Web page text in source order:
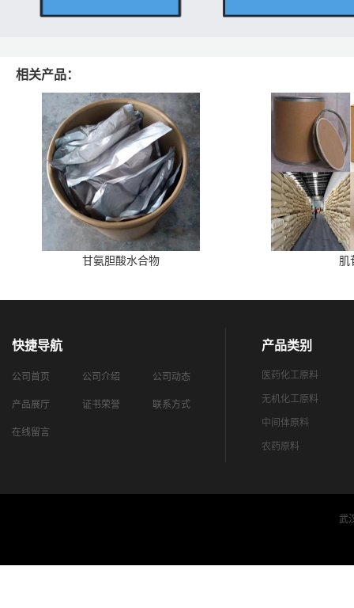
相关产品：
甘氨胆酸水合物 肌
快捷导航
公司首页 公司介绍 公司动态
产品展厅 证书荣誉 联系方式
在线留言
产品类别
医药化工原料
无机化工原料
中间体原料
农药原料
武